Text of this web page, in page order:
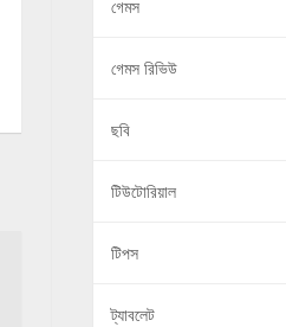
গেমস
গেমস রিভিউ
ছবি
টিউটোরিয়াল
টিপস
ট্যাবলেট